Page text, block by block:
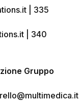
| 335
| 340
Gruppo